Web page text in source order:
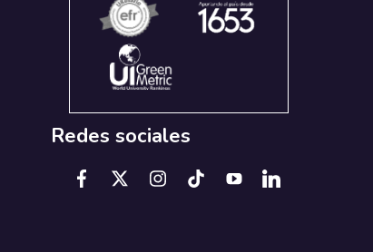
Redes sociales